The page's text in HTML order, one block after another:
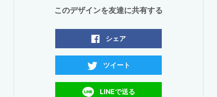
このデザインを友達に共有する
シェア
ツイート
LINEで送る